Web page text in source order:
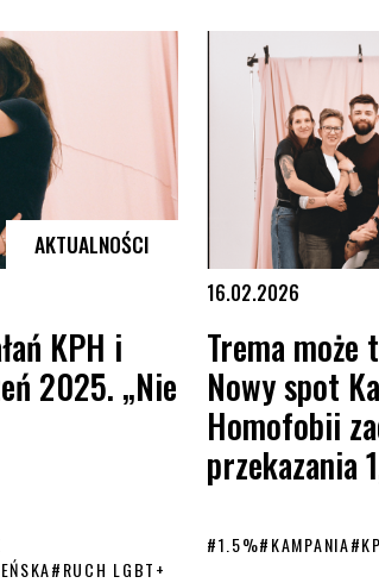
AKTUALNOŚCI
KPH i
2025. „Nie
#RUCH LGBT+
16.02.2026
Trema może
Nowy spot
Homofobii
przekazania
#1.5%#KAMPANIA#